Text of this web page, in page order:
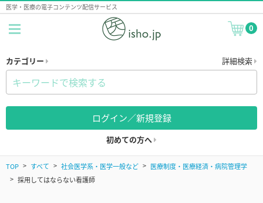
医学・医療の電子コンテンツ配信サービス
0
カテゴリー 詳細検索
ログイン／新規登録
初めての方へ
TOP すべて 社会医学系・医学一般など
医療制度・医療経済・病院管理学
採用してはならない看護師